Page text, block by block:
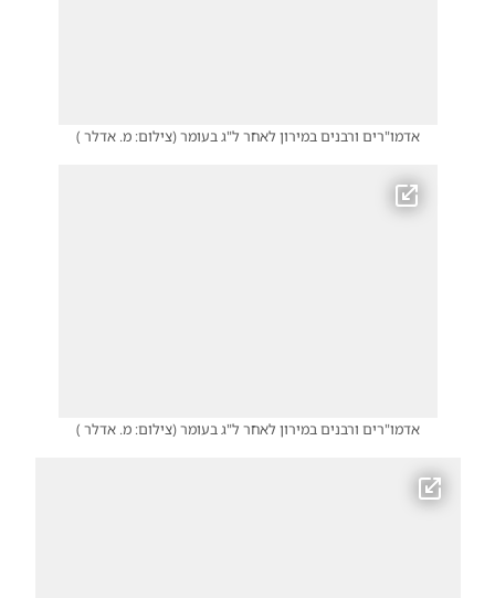
אדמו"רים ורבנים במירון לאחר ל"ג בעומר(צילום: מ. אדלר )
אדמו"רים ורבנים במירון לאחר ל"ג בעומר(צילום: מ. אדלר )